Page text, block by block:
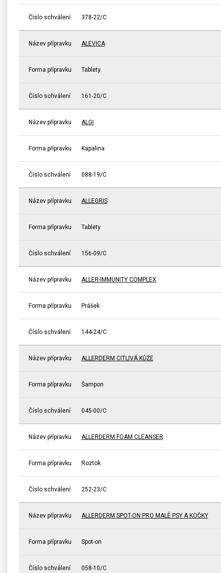
Číslo schválení 378-22/C
Název přípravku ALEVICA
Forma přípravku Tablety
Číslo schválení 161-20/C
Název přípravku ALGI
Forma přípravku Kapalina
Číslo schválení 088-19/C
Název přípravku ALLEGRIS
Forma přípravku Tablety
Číslo schválení 156-09/C
Název přípravku ALLER-IMMUNITY COMPLEX
Forma přípravku Prášek
Číslo schválení 144-24/C
Název přípravku ALLERDERM CITLIVÁ KŮŽE
Forma přípravku Šampon
Číslo schválení 045-00/C
Název přípravku ALLERDERM FOAM CLEANSER
Forma přípravku Roztok
Číslo schválení 252-23/C
Název přípravku ALLERDERM SPOT-ON PRO MALÉ PSY A KOČKY
Forma přípravku Spot-on
Číslo schválení 058-10/C